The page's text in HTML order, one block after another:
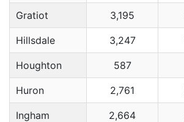
Gratiot 3,195
Hillsdale 3,247
Houghton 587
Huron 2,761
Ingham 2,664